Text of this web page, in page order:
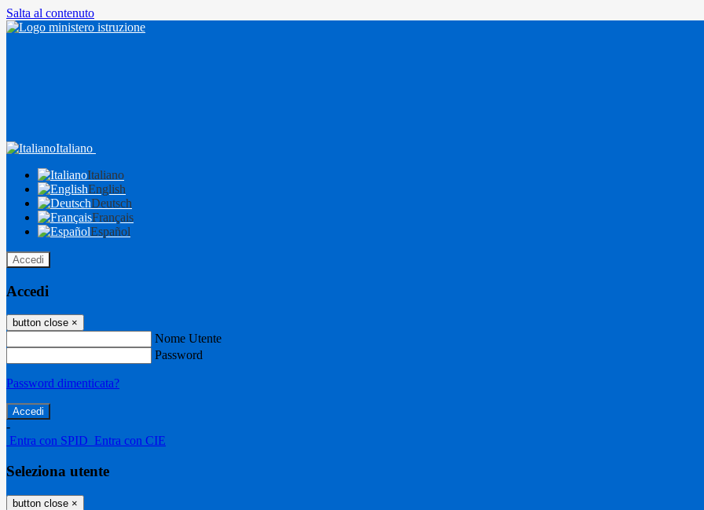
Salta al contenuto
Italiano
Italiano
English
Deutsch
Français
Español
Accedi
Accedi
button close ×
Nome Utente
Password
Password dimenticata?
-
Entra con SPID Entra con CIE
Seleziona utente
button close ×